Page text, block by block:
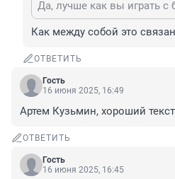
Как между собой это
ОТВЕТИТЬ
Гость
16 июня 2025, 16:49
Артем Кузьмин, хороший
ОТВЕТИТЬ
Гость
16 июня 2025, 16:45